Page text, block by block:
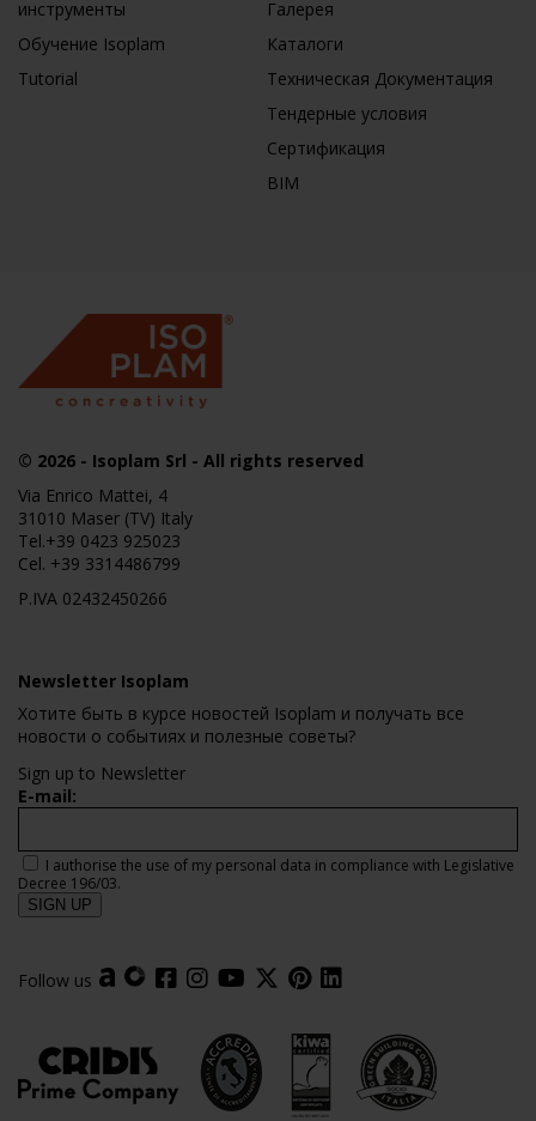
инструменты
Обучение Isoplam
Tutorial
Галерея
Каталоги
Техническая Документация
Тендерные условия
Сертификация
BIM
© 2026 - Isoplam Srl - All rights reserved
Via Enrico Mattei, 4
31010 Maser (TV) Italy
Tel.+39 0423 925023
Cel. +39 3314486799
P.IVA 02432450266
Newsletter Isoplam
Хотите быть в курсе новостей Isoplam и получать все
новости о событиях и полезные советы?
Sign up to Newsletter
E-mail:
I authorise the use of my personal data in compliance with Legislative
Decree 196/03.
Follow us